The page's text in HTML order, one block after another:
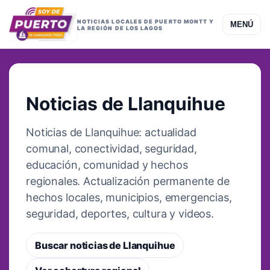
NOTICIAS LOCALES DE PUERTO MONTT Y
LA REGIÓN DE LOS LAGOS
MENÚ
Noticias de Llanquihue
Noticias de Llanquihue: actualidad
comunal, conectividad, seguridad,
educación, comunidad y hechos
regionales. Actualización permanente de
hechos locales, municipios, emergencias,
seguridad, deportes, cultura y videos.
Buscar noticias de Llanquihue